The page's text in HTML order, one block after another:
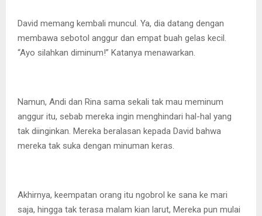
David memang kembali muncul. Ya, dia datang dengan
membawa sebotol anggur dan empat buah gelas kecil.
“Ayo silahkan diminum!” Katanya menawarkan.
Namun, Andi dan Rina sama sekali tak mau meminum
anggur itu, sebab mereka ingin menghindari hal-hal yang
tak diinginkan. Mereka beralasan kepada David bahwa
mereka tak suka dengan minuman keras.
Akhirnya, keempatan orang itu ngobrol ke sana ke mari
saja, hingga tak terasa malam kian larut, Mereka pun mulai